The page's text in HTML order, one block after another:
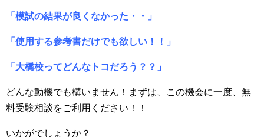
「模試の結果が良くなかった・・」
「使用する参考書だけでも欲しい！！」
「大橋校ってどんなトコだろう？？」
どんな動機でも構いません！まずは、この機会に一度、無
料受験相談をご利用ください！！
いかがでしょうか？